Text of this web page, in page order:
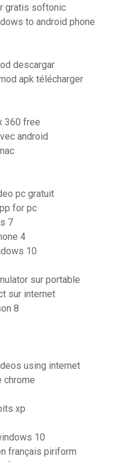
gratis softonic
to android phone
descargar
apk télécharger
360 free
android
pc gratuit
for pc
7
4
10
sur portable
sur internet
8
using internet
chrome
xp
10
français piriform